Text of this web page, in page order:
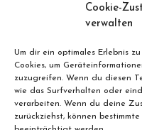
Cookie-
verwalten
Um dir ein optimales Erlebnis
Cookies, um
zuzugreifen. Wenn du diesen
wie das Surfverhalten oder
verarbeiten. Wenn du deine
zurückziehst, können
der Bahnstrecke
Leipzig <>
Chemnitz im
Einsatz